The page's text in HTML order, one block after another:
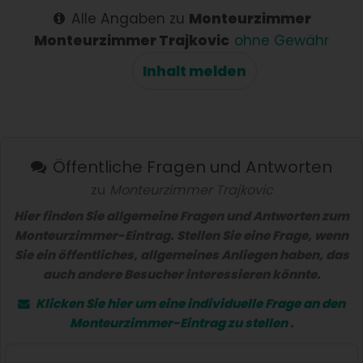
Alle Angaben zu Monteurzimmer
Monteurzimmer Trajkovic ohne Gewähr
Inhalt melden
Öffentliche Fragen und Antworten
zu Monteurzimmer Trajkovic
Hier finden Sie allgemeine Fragen und Antworten zum
Monteurzimmer-Eintrag. Stellen Sie eine Frage, wenn
Sie ein öffentliches, allgemeines Anliegen haben, das
auch andere Besucher interessieren könnte.
Klicken Sie hier um eineindividuelle Fragean den
Monteurzimmer-Eintrag zu stellen.